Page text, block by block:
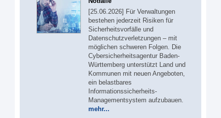
[25.06.2026] Für Verwaltungen
bestehen jederzeit Risiken für
Sicherheitsvorfälle und
Datenschutzverletzungen – mit
möglichen schweren Folgen. Die
Cybersicherheitsagentur Baden-
Württemberg unterstützt Land und
Kommunen mit neuen Angeboten,
ein belastbares
Informationssicherheits-
Managementsystem aufzubauen.
mehr...